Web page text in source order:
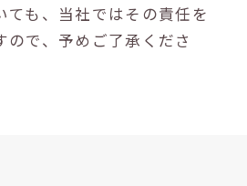
ても、当社ではその責任を
ので、予めご了承くださ